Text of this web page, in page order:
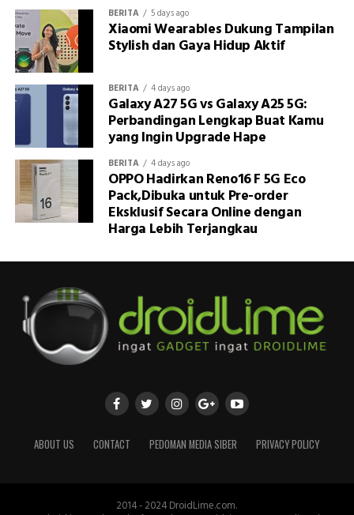
BERITA 5 days ago
Xiaomi Wearables Dukung Tampilan
Stylish dan Gaya Hidup Aktif
BERITA 4 days ago
Galaxy A27 5G vs Galaxy A25 5G:
Perbandingan Lengkap Buat Kamu
yang Ingin Upgrade Hape
BERITA 4 days ago
OPPO Hadirkan Reno16 F 5G Eco
Pack,Dibuka untuk Pre-order
Eksklusif Secara Online dengan
Harga Lebih Terjangkau
ABOUT US CONTACT PEDOMAN MEDIA SIBER PRIVACY POLICY
2014 - 2024 DroidLime.com.